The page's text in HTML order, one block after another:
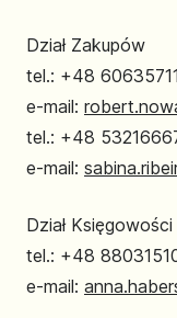
Dział Zakupów
tel.: +48
e-mail:
tel.: +48
e-mail:
Dział Księgowości
tel.: +48
e-mail: